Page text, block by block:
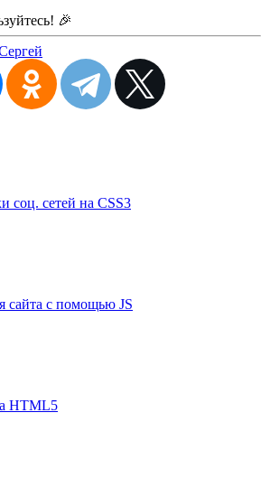
🎉
соц. сетей на CSS3
сайта с помощью JS
HTML5